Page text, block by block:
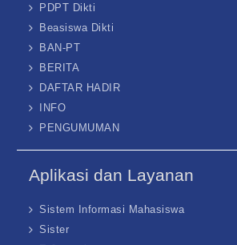
PDPT Dikti
Beasiswa Dikti
BAN-PT
BERITA
DAFTAR HADIR
INFO
PENGUMUMAN
Aplikasi dan Layanan
Sistem Informasi Mahasiswa
Sister